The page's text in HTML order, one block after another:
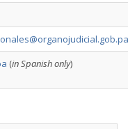
(in Spanish only)